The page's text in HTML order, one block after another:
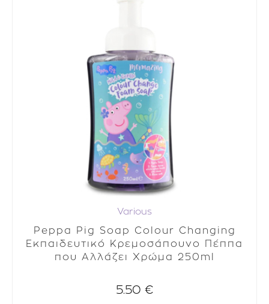
Various
Peppa Pig Soap Colour Changing
Εκπαιδευτικό Κρεμοσάπουνο Πέππα
που Αλλάζει Χρώμα 250ml
5.50 €